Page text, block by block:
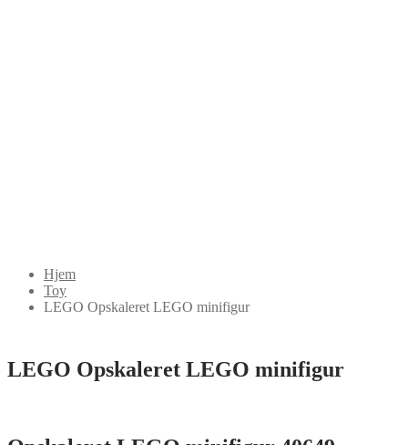
Hjem
Toy
LEGO Opskaleret LEGO minifigur
LEGO Opskaleret LEGO minifigur